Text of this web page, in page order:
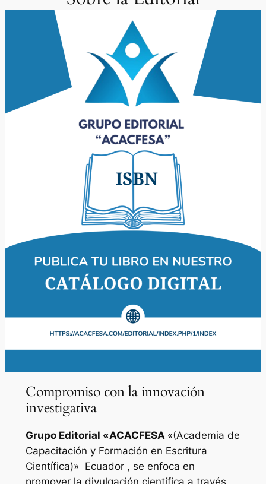
Compromiso con la innovación
investigativa
Grupo Editorial «ACACFESA «(Academia de
Capacitación y Formación en Escritura
Científica)» Ecuador , se enfoca en
promover la divulgación científica a través